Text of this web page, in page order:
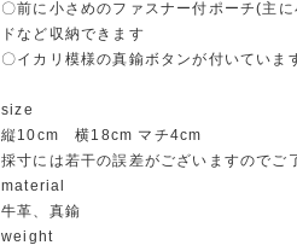
〇前に小さめのファスナー付ポーチ(主
ドなど収納できます
〇イカリ模様の真鍮ボタンが付いていま
size
縦10cm 横18cm マチ4cm
採寸には若干の誤差がございますのでご
material
牛革、真鍮
weight